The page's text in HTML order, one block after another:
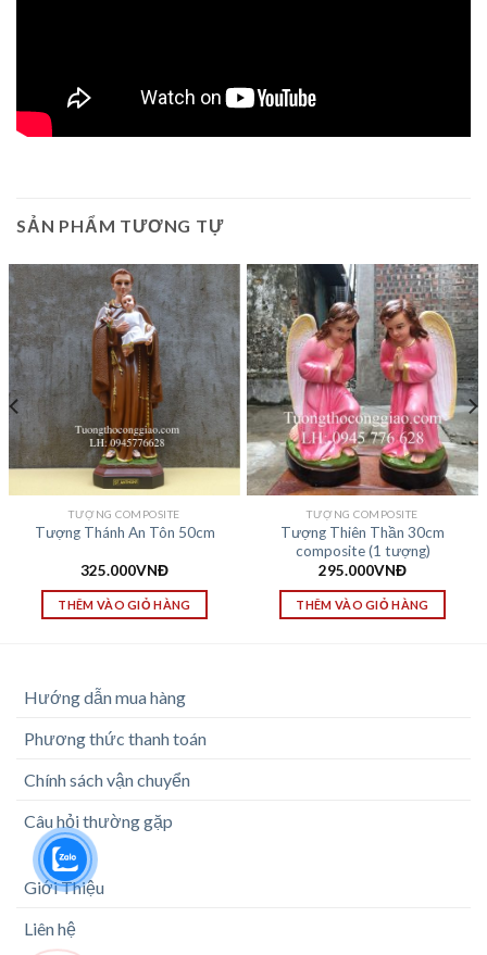
SẢN PHẨM TƯƠNG TỰ
TƯỢNG COMPOSITE
Tượng Thánh An Tôn 50cm
325.000VNĐ
THÊM VÀO GIỎ HÀNG
TƯỢNG COMPOSITE
Tượng Thiên Thần 30cm
composite (1 tượng)
295.000VNĐ
THÊM VÀO GIỎ HÀNG
Hướng dẫn mua hàng
Phương thức thanh toán
Chính sách vận chuyển
Câu hỏi thường gặp
Giới Thiệu
Liên hệ